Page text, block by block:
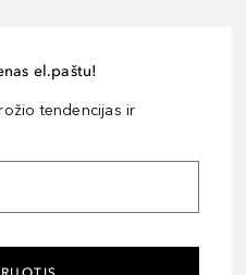
el.paštu!
tendencijas ir